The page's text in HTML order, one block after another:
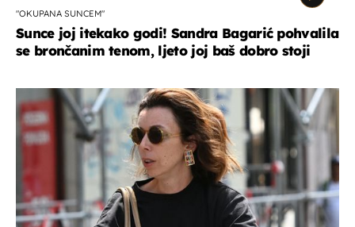
"OKUPANA SUNCEM"
Sunce joj itekako godi! Sandra Bagarić pohvalila
se brončanim tenom, ljeto joj baš dobro stoji